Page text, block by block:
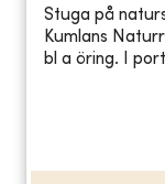
Stuga på
Kumlans
bl a öring. I